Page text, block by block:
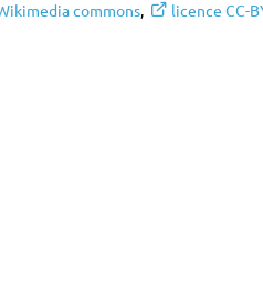
commons,
licence CC-